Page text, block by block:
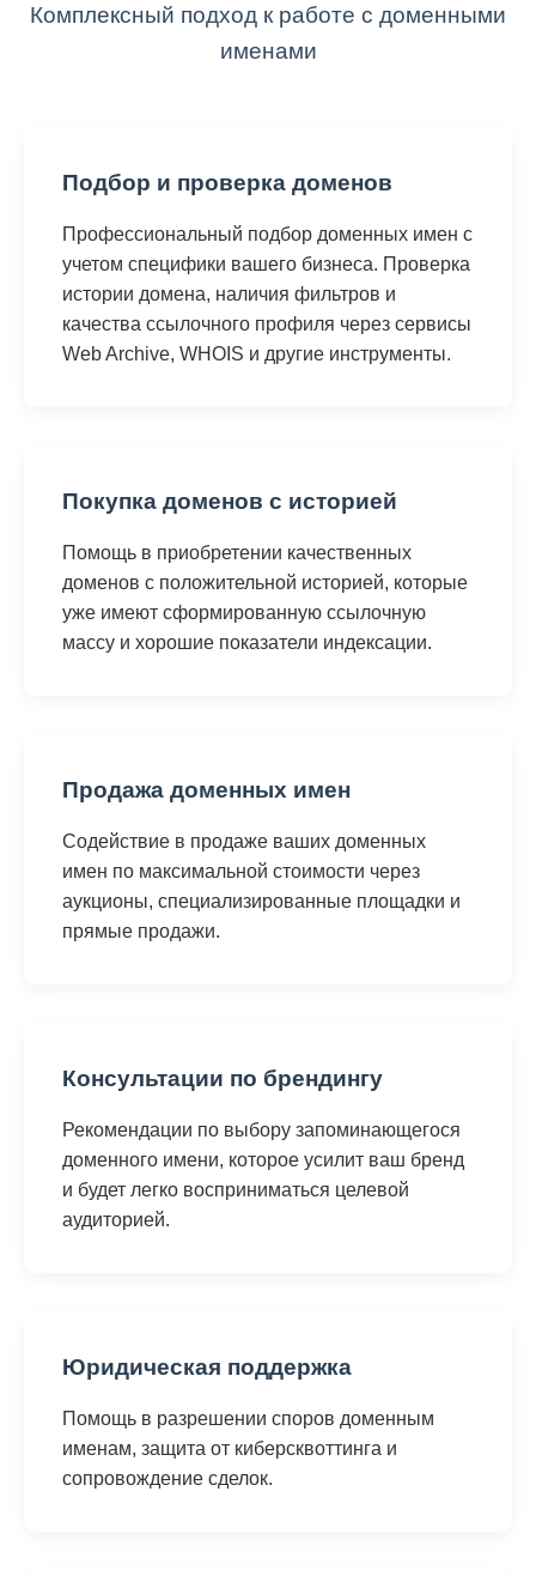
Комплексный подход к работе с доменными
именами
Подбор и проверка доменов
Профессиональный подбор доменных имен с
учетом специфики вашего бизнеса. Проверка
истории домена, наличия фильтров и
качества ссылочного профиля через сервисы
Web Archive, WHOIS и другие инструменты.
Покупка доменов с историей
Помощь в приобретении качественных
доменов с положительной историей, которые
уже имеют сформированную ссылочную
массу и хорошие показатели индексации.
Продажа доменных имен
Содействие в продаже ваших доменных
имен по максимальной стоимости через
аукционы, специализированные площадки и
прямые продажи.
Консультации по брендингу
Рекомендации по выбору запоминающегося
доменного имени, которое усилит ваш бренд
и будет легко восприниматься целевой
аудиторией.
Юридическая поддержка
Помощь в разрешении споров доменным
именам, защита от киберсквоттинга и
сопровождение сделок.